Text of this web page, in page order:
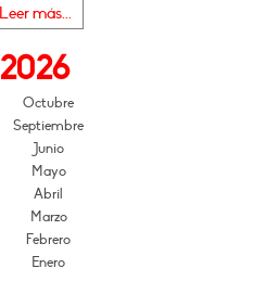
Leer más...
2026
Octubre
Septiembre
Junio
Mayo
Abril
Marzo
Febrero
Enero